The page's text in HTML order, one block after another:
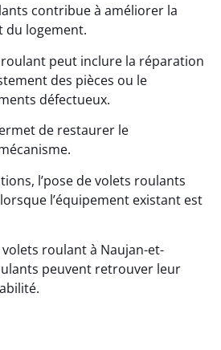
contribue à améliorer la
du logement.
roulant peut inclure la réparation
des pièces ou le
défectueux.
de restaurer le
l’pose de volets roulants
l’équipement existant est
roulant à Naujan-et-
peuvent retrouver leur